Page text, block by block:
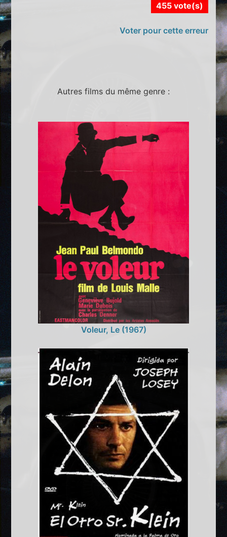
455 vote(s)
Voter pour cette erreur
Autres films du même genre :
Voleur, Le (1967)